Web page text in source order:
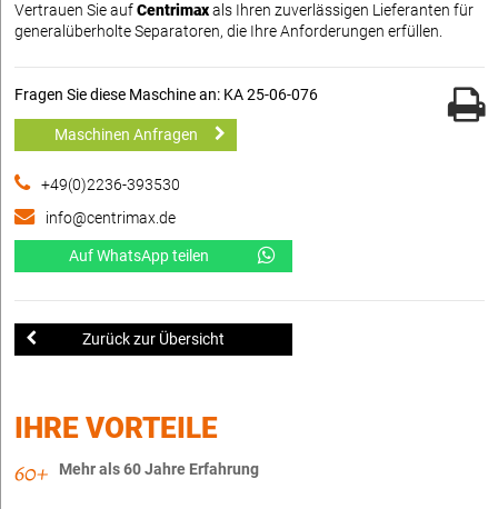
Vertrauen Sie aufCentrimaxals Ihren zuverlässigen Lieferanten für
generalüberholte Separatoren, die Ihre Anforderungen erfüllen.
Fragen Sie diese Maschine an: KA 25-06-076
Maschinen Anfragen
+49(0)2236-393530
info@centrimax.de
Auf WhatsApp teilen
Zurück zur Übersicht
IHRE VORTEILE
Mehr als 60 Jahre Erfahrung